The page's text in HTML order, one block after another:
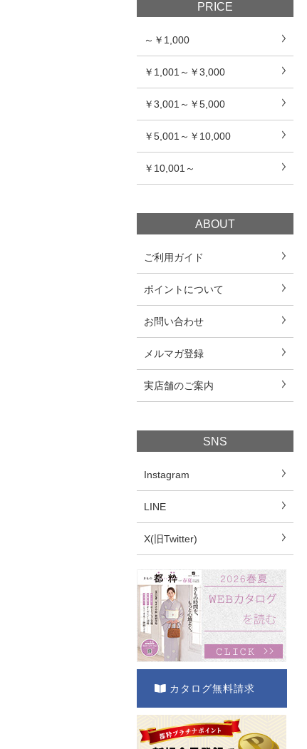
PRICE
～￥1,000
￥1,001～￥3,000
￥3,001～￥5,000
￥5,001～￥10,000
￥10,001～
ABOUT
ご利用ガイド
ポイントについて
お問い合わせ
メルマガ登録
実店舗のご案内
SNS
Instagram
LINE
X(旧Twitter)
カタログ無料請求